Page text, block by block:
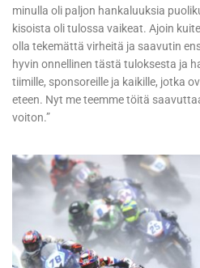
minulla oli paljon hankaluuksia
kisoista oli tulossa vaikeat. Ajoin
olla tekemättä virheitä ja saavutin
hyvin onnellinen tästä tuloksesta ja
tiimille, sponsoreille ja kaikille, jotka
eteen. Nyt me teemme töitä
voiton.”